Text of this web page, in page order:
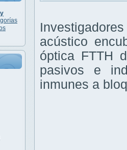
acústico
óptica FTTH
pasivos e
inmunes a